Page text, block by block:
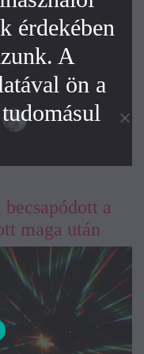
a
maga után
érdekében
A
ön a